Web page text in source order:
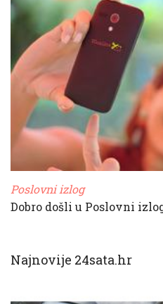
Poslovni izlog
Dobro došli u Poslovni
Najnovije 24sata.hr